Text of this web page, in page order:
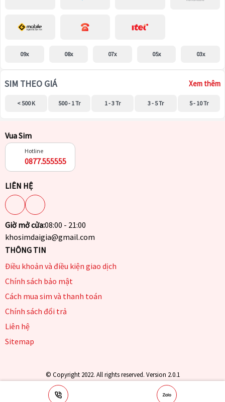
09x 08x 07x 05x 03x
SIM THEO GIÁ Xem thêm
< 500 K 500 - 1 Tr 1 - 3 Tr 3 - 5 Tr 5 - 10 Tr
Vua Sim
Hotline
0877.555555
LIÊN HỆ
Giờ mở cửa:08:00 - 21:00
khosimdaigia@gmail.com
THÔNG TIN
Điều khoản và điều kiện giao dịch
Chính sách bảo mật
Cách mua sim và thanh toán
Chính sách đổi trả
Liên hệ
Sitemap
© Copyright 2022. All rights reserved. Version 2.0.1